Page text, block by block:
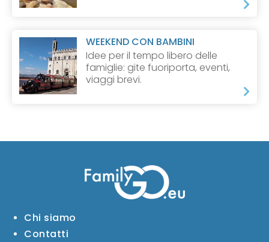
WEEKEND CON BAMBINI
Idee per il tempo libero delle
famiglie: gite fuoriporta, eventi,
viaggi brevi.
Chi siamo
Contatti